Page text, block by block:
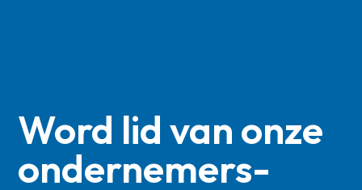
Word lid van onze
ondernemers­